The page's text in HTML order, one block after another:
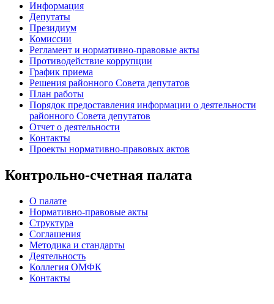
Информация
Депутаты
Президиум
Комиссии
Регламент и нормативно-правовые акты
Противодействие коррупции
График приема
Решения районного Совета депутатов
План работы
Порядок предоставления информации о деятельности
районного Совета депутатов
Отчет о деятельности
Контакты
Проекты нормативно-правовых актов
Контрольно-счетная палата
О палате
Нормативно-правовые акты
Структура
Соглашения
Методика и стандарты
Деятельность
Коллегия ОМФК
Контакты